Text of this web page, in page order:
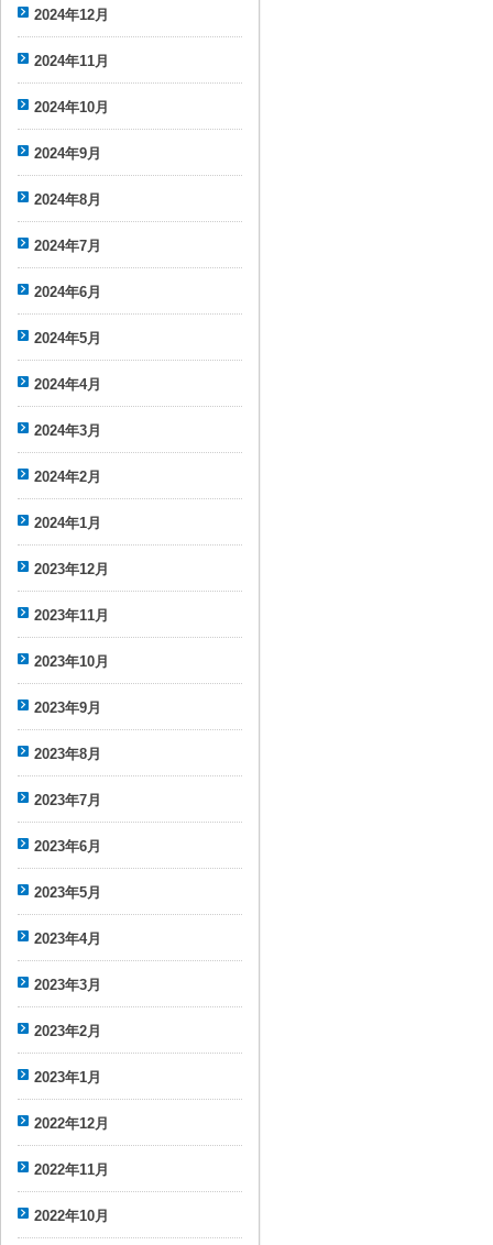
2024年12月
2024年11月
2024年10月
2024年9月
2024年8月
2024年7月
2024年6月
2024年5月
2024年4月
2024年3月
2024年2月
2024年1月
2023年12月
2023年11月
2023年10月
2023年9月
2023年8月
2023年7月
2023年6月
2023年5月
2023年4月
2023年3月
2023年2月
2023年1月
2022年12月
2022年11月
2022年10月